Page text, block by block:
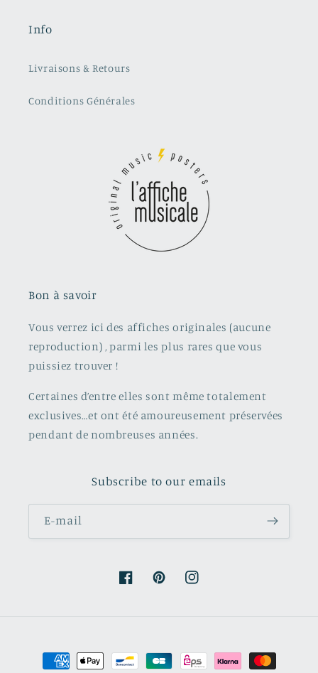
Info
Livraisons & Retours
Conditions Générales
Bon à savoir
Vous verrez ici des affiches originales (aucune
reproduction) , parmi les plus rares que vous
puissiez trouver !
Certaines d’entre elles sont même totalement
exclusives…et ont été amoureusement préservées
pendant de nombreuses années.
Subscribe to our emails
E-mail
FacebookPinterestInstagram
Moyens